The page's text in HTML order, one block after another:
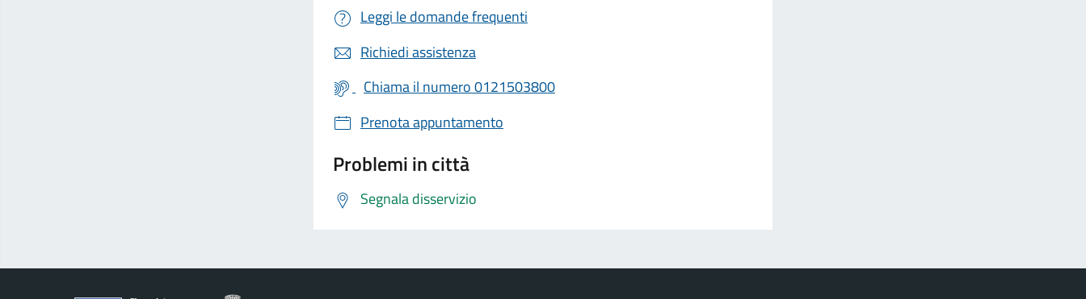
Leggi le domande frequenti
Richiedi assistenza
Chiama il numero 0121503800
Prenota appuntamento
Problemi in città
Segnala disservizio